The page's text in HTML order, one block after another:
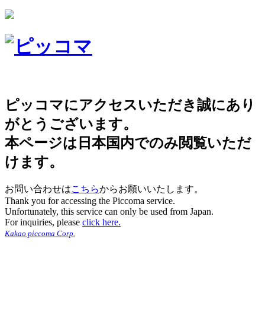
ピッコマにアクセスいただき誠にあり
がとうございます。
本ページは日本国内でのみ閲覧いただ
けます。
お問い合わせはこちらからお願いいたします。
Thank you for accessing the Piccoma service.
Unfortunately, this service can only be used from Japan.
For inquiries, please click here.
Kakao piccoma Corp.